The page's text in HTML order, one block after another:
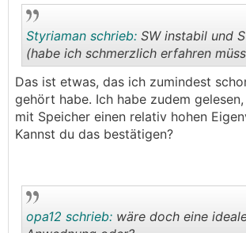
..
Styriaman schrieb: SW instabil und
(habe ich schmerzlich erfahren
Das ist etwas, das ich zumindest
gehört habe. Ich habe zudem
mit Speicher einen relativ hohen
Kannst du das bestätigen?
opa12 schrieb: wäre doch eine